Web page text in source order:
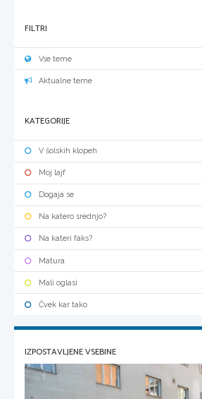
FILTRI
Vse teme
Aktualne teme
KATEGORIJE
V šolskih klopeh
Moj lajf
Dogaja se
Na katero srednjo?
Na kateri faks?
Matura
Mali oglasi
Čvek kar tako
IZPOSTAVLJENE VSEBINE